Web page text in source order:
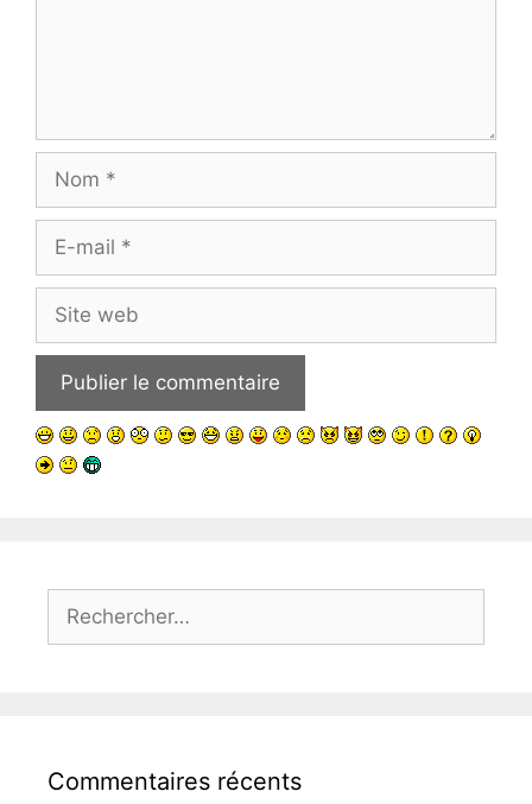
mail
web
Commentaires récents